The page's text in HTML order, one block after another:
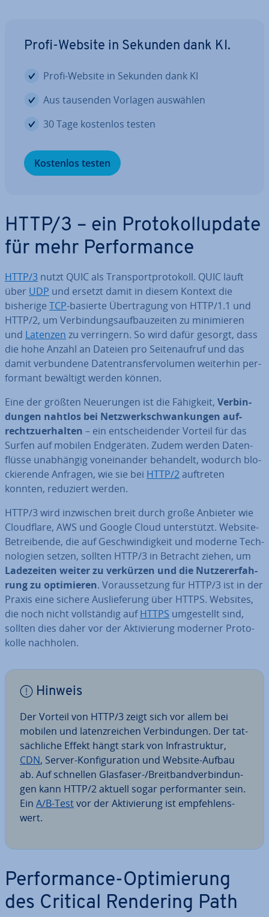
Profi-Website in Sekunden dank KI.
Profi-Website in Sekunden dank KI
Aus tausenden Vorlagen auswählen
30 Tage kostenlos testen
Kostenlos testen
HTTP/3 – ein Pro­to­kol­l­up­date
für mehr Per­for­mance
HTTP/3 nutzt QUIC als Trans­port­pro­to­koll. QUIC läuft
über UDP und ersetzt damit in diesem Kontext die
bisherige TCP-basierte Über­tra­gung von HTTP/1.1 und
HTTP/2, um Ver­bin­dungs­auf­bau­zei­ten zu mi­ni­mie­ren
und Latenzen zu ver­rin­gern. So wird dafür gesorgt, dass
die hohe Anzahl an Dateien pro Sei­ten­auf­ruf und das
damit ver­bun­de­ne Da­ten­trans­fer­vo­lu­men weiterhin per­
for­mant bewältigt werden können.
Eine der größten Neue­run­gen ist die Fähigkeit, Ver­bin­
dun­gen nahtlos bei Netz­werk­schwan­kun­gen auf­
recht­zu­er­hal­ten – ein ent­schei­den­der Vorteil für das
Surfen auf mobilen End­ge­rä­ten. Zudem werden Da­ten­
flüs­se un­ab­hän­gig von­ein­an­der behandelt, wodurch blo­
ckie­ren­de Anfragen, wie sie bei HTTP/2auftreten
konnten, reduziert werden.
HTTP/3 wird in­zwi­schen breit durch große Anbieter wie
Cloud­fla­re, AWS und Google Cloud un­ter­stützt. Website-
Be­trei­ben­de, die auf Ge­schwin­dig­keit und moderne Tech­
no­lo­gien setzen, sollten HTTP/3 in Betracht ziehen, um
La­de­zei­ten weiter zu verkürzen und die Nut­zer­er­fah­
rung zu op­ti­mie­ren. Vor­aus­set­zung für HTTP/3 ist in der
Praxis eine sichere Aus­lie­fe­rung über HTTPS. Websites,
die noch nicht voll­stän­dig aufHTTPS um­ge­stellt sind,
sollten dies daher vor der Ak­ti­vie­rung moderner Pro­to­
kol­le nachholen.
Hinweis
Der Vorteil von HTTP/3 zeigt sich vor allem bei
mobilen und la­tenz­rei­chen Ver­bin­dun­gen. Der tat­
säch­li­che Effekt hängt stark von In­fra­struk­tur,
CDN, Server-Kon­fi­gu­ra­ti­on und Website-Aufbau
ab. Auf schnellen Glasfaser-/Breit­band­ver­bin­dun­
gen kann HTTP/2 aktuell sogar per­for­man­ter sein.
Ein A/B-Testvor der Ak­ti­vie­rung ist emp­feh­lens­
wert.
Per­for­mance-Op­ti­mie­rung
des Critical Rendering Path